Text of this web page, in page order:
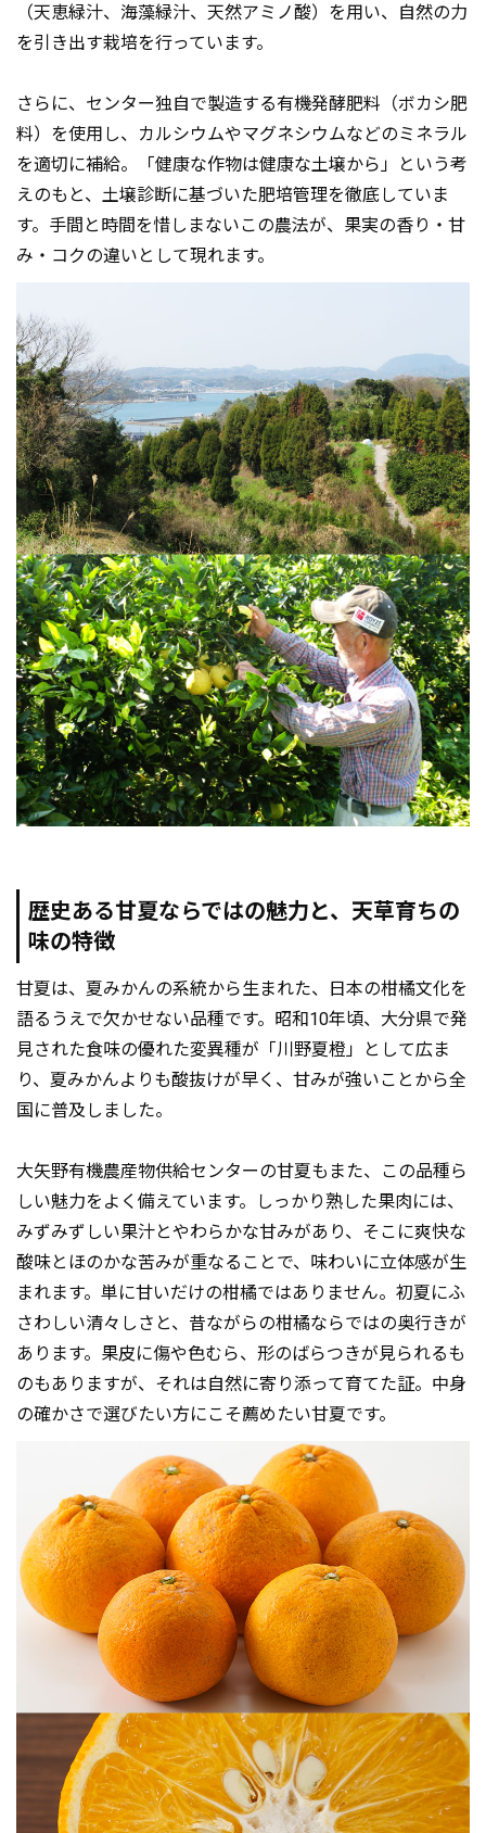
（天恵緑汁、海藻緑汁、天然アミノ酸）を用い、自然の力
を引き出す栽培を行っています。
さらに、センター独自で製造する有機発酵肥料（ボカシ肥
料）を使用し、カルシウムやマグネシウムなどのミネラル
を適切に補給。「健康な作物は健康な土壌から」という考
えのもと、土壌診断に基づいた肥培管理を徹底していま
す。手間と時間を惜しまないこの農法が、果実の香り・甘
み・コクの違いとして現れます。
歴史ある甘夏ならではの魅力と、天草育ちの
味の特徴
甘夏は、夏みかんの系統から生まれた、日本の柑橘文化を
語るうえで欠かせない品種です。昭和10年頃、大分県で発
見された食味の優れた変異種が「川野夏橙」として広ま
り、夏みかんよりも酸抜けが早く、甘みが強いことから全
国に普及しました。
大矢野有機農産物供給センターの甘夏もまた、この品種ら
しい魅力をよく備えています。しっかり熟した果肉には、
みずみずしい果汁とやわらかな甘みがあり、そこに爽快な
酸味とほのかな苦みが重なることで、味わいに立体感が生
まれます。単に甘いだけの柑橘ではありません。初夏にふ
さわしい清々しさと、昔ながらの柑橘ならではの奥行きが
あります。果皮に傷や色むら、形のばらつきが見られるも
のもありますが、それは自然に寄り添って育てた証。中身
の確かさで選びたい方にこそ薦めたい甘夏です。